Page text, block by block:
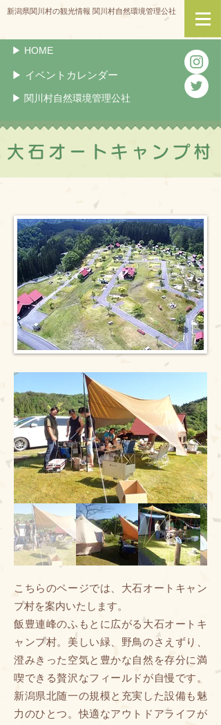
▶︎ HOME
▶︎ イベントカレンダー
▶︎ 関川村自然環境管理公社
新潟県関川村の観光情報 関川村自然環境管理公社
大石オートキャンプ村
こちらのページでは、大石オートキャン
プ村を案内いたします。
飯豊連峰のふもとに広がる大石オートキ
ャンプ村。美しい緑、野鳥のさえずり、
澄みきった空気と豊かな自然を存分に満
喫できる贅沢なフィールドが自慢です。
新潟県北随一の規模と充実した設備も魅
力のひとつ。快適なアウトドアライフが